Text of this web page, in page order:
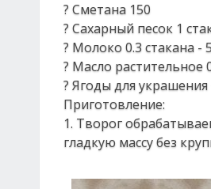
? Сметана 150
? Сахарный песок 1
? Молоко 0.3 стакана -
? Масло растительное
? Ягоды для
Приготовление:
1. Творог
гладкую массу без